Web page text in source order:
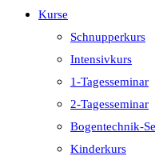
Kurse
Schnupperkurs
Intensivkurs
1-Tagesseminar
2-Tagesseminar
Bogentechnik-
Kinderkurs